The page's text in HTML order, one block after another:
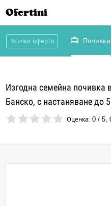
Ofertini
Всички оферти Почивки
Изгодна семейна почивка
Банско, с настаняване до
Оценка:0 /5,